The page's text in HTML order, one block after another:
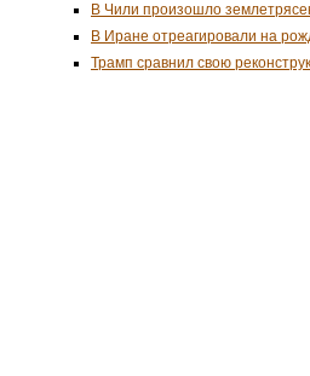
В Чили произошло
В Иране отреагировали на
Трамп сравнил свою